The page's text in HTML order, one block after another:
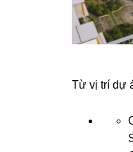
Từ vị trí dự